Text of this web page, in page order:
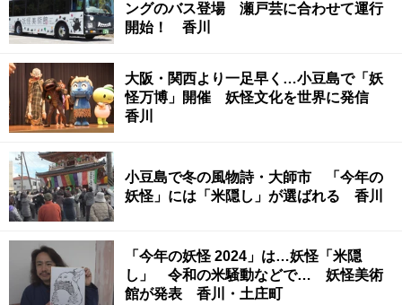
ングのバス登場 瀬戸芸に合わせて運行
開始！ 香川
大阪・関西より一足早く…小豆島で「妖
怪万博」開催 妖怪文化を世界に発信
香川
小豆島で冬の風物詩・大師市 「今年の
妖怪」には「米隠し」が選ばれる 香川
「今年の妖怪 2024」は…妖怪「米隠
し」 令和の米騒動などで… 妖怪美術
館が発表 香川・土庄町